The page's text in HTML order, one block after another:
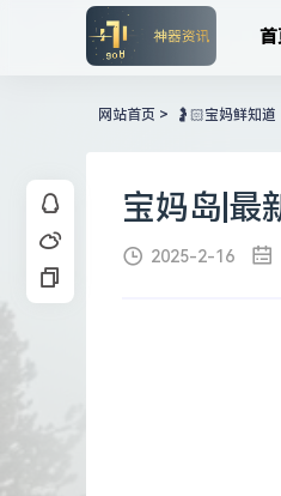
首
网站首页 > 🤰🏻宝妈鲜知道
宝妈岛|最
2025-2-16